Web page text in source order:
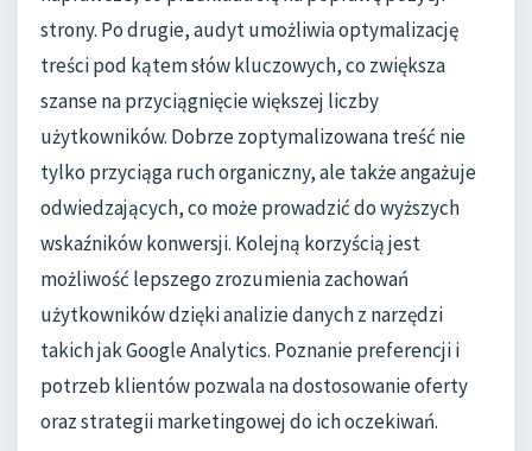
strony. Po drugie, audyt umożliwia optymalizację
treści pod kątem słów kluczowych, co zwiększa
szanse na przyciągnięcie większej liczby
użytkowników. Dobrze zoptymalizowana treść nie
tylko przyciąga ruch organiczny, ale także angażuje
odwiedzających, co może prowadzić do wyższych
wskaźników konwersji. Kolejną korzyścią jest
możliwość lepszego zrozumienia zachowań
użytkowników dzięki analizie danych z narzędzi
takich jak Google Analytics. Poznanie preferencji i
potrzeb klientów pozwala na dostosowanie oferty
oraz strategii marketingowej do ich oczekiwań.